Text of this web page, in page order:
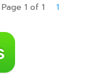
Page 1 of 1 1